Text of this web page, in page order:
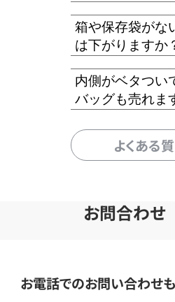
箱や保存袋がな
は下がりますか
内側がベタつい
バッグも売れま
よくある
お問合わせ
お電話でのお問い合わせ